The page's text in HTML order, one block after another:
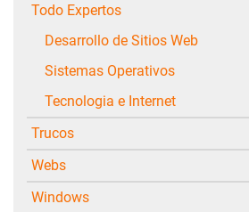
Todo Expertos
Desarrollo de Sitios Web
Sistemas Operativos
Tecnologia e Internet
Trucos
Webs
Windows